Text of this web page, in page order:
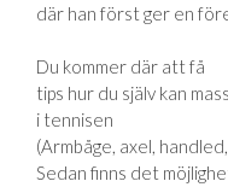
där han först ger en
Du kommer där att få
tips hur du själv kan
i tennisen
(Armbåge, axel,
Sedan finns det